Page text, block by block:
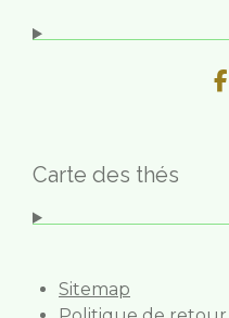
F
Carte des thés
Sitemap